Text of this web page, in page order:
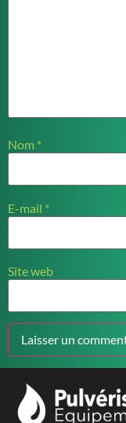
Nom *
E-mail *
Site web